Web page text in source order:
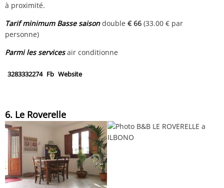
à proximité.
Tarif minimum Basse saisondouble€ 66 (33.00 € par
personne)
Parmi les servicesair conditionne
3283332274 Fb Website
6. Le Roverelle